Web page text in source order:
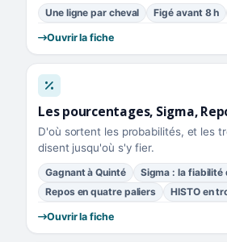
Une ligne par cheval Figé avant 8 h
Ouvrir la fiche
Les pourcentages, Sigma,
D'où sortent les probabilités, et les
disent jusqu'où s'y fier.
Gagnant à Quinté
Sigma : la fiabilité
Repos en quatre paliers
HISTO en
Ouvrir la fiche